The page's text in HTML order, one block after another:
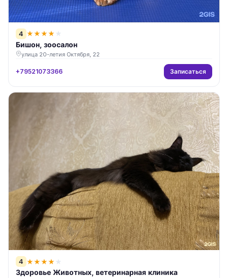
4 ★★★★ ★
Бишон, зоосалон
улица 20-летия Октября, 22
+79521073366 Записаться
4 ★★★★ ★
Здоровье Животных, ветеринарная клиника